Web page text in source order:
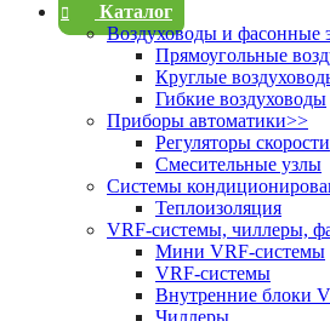
Каталог
Воздуховоды и фасонные
Прямоугольные
Круглые
Гибкие воздуховоды
Приборы автоматики>>
Регуляторы скорости
Смесительные узлы
Системы
Теплоизоляция
VRF-системы, чиллеры,
Мини VRF-системы
VRF-системы
Внутренние блоки
Чиллеры